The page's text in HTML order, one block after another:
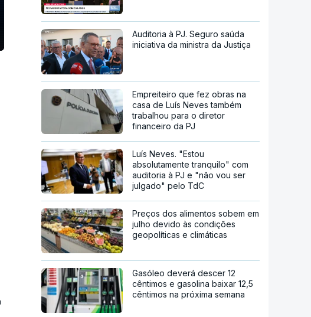
Auditoria à PJ. Seguro saúda
iniciativa da ministra da Justiça
Empreiteiro que fez obras na
casa de Luís Neves também
trabalhou para o diretor
financeiro da PJ
Luís Neves. "Estou
absolutamente tranquilo" com
auditoria à PJ e "não vou ser
julgado" pelo TdC
Preços dos alimentos sobem em
julho devido às condições
geopolíticas e climáticas
Gasóleo deverá descer 12
cêntimos e gasolina baixar 12,5
cêntimos na próxima semana